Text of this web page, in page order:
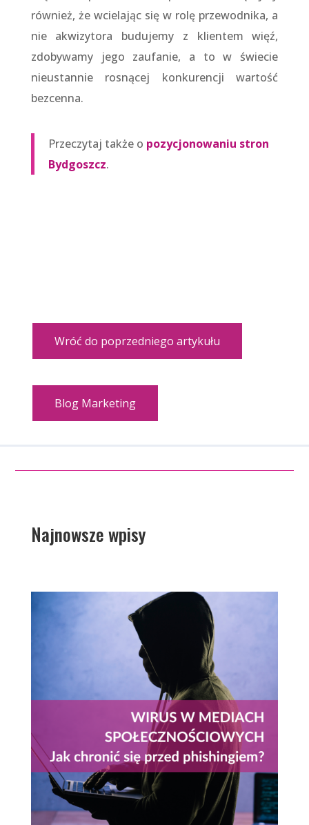
również, że wcielając się w rolę przewodnika, a
nie akwizytora budujemy z klientem więź,
zdobywamy jego zaufanie, a to w świecie
nieustannie rosnącej konkurencji wartość
bezcenna.
Przeczytaj także o pozycjonowaniu stron
Bydgoszcz.
Wróć do poprzedniego artykułu
Blog Marketing
Najnowsze wpisy